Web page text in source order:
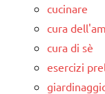
cucinare
cura
cura di sè
esercizi